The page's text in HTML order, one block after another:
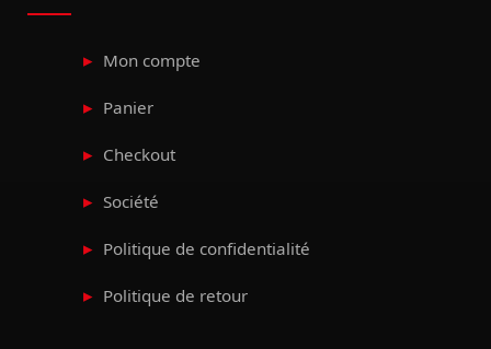
Mon compte
Panier
Checkout
Société
Politique de confidentialité
Politique de retour